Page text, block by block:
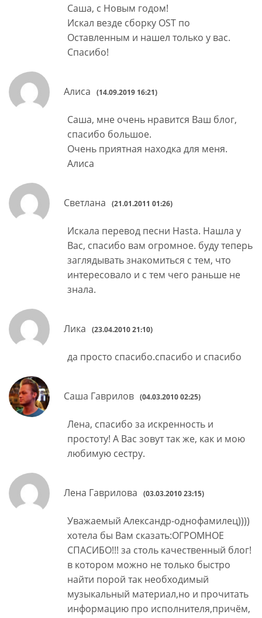
Саша, с Новым годом!
Искал везде сборку OST по
Оставленным и нашел только у вас.
Спасибо!
Алиса (14.09.2019 16:21)
Cаша, мне очень нравится Ваш блог,
спасибо большое.
Очень приятная находка для меня.
Алиса
Светлана (21.01.2011 01:26)
Искала перевод песни Hasta. Нашла у
Вас, спасибо вам огромное. буду теперь
заглядывать знакомиться с тем, что
интересовало и с тем чего раньше не
знала.
Лика (23.04.2010 21:10)
да просто спасибо.спасибо и спасибо
Саша Гаврилов (04.03.2010 02:25)
Лена, спасибо за искренность и
простоту! А Вас зовут так же, как и мою
любимую сестру.
Лена Гаврилова (03.03.2010 23:15)
Уважаемый Александр-однофамилец))))
хотела бы Вам сказать:ОГРОМНОЕ
СПАСИБО!!! за столь качественный блог!
в котором можно не только быстро
найти порой так необходимый
музыкальный материал,но и прочитать
информацию про исполнителя,причём,